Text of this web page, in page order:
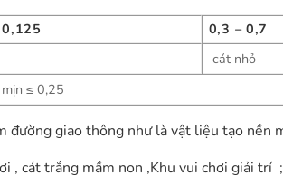
0,3 – 0,7
cát nhỏ
≤ 0,25
đường giao thông như là vật liệu tạo nền
, cát trắng mầm non ,Khu vui chơi giải trí